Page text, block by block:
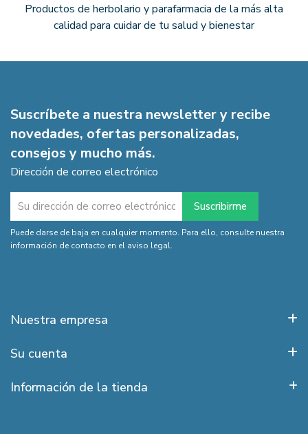
Productos de herbolario y parafarmacia de la más alta
calidad para cuidar de tu salud y bienestar
Suscríbete a nuestra newsletter y recibe
novedades, ofertas personalizadas,
consejos y mucho más.
Dirección de correo electrónico
Puede darse de baja en cualquier momento. Para ello, consulte nuestra
información de contacto en el aviso legal.
Nuestra empresa
Su cuenta
Información de la tienda